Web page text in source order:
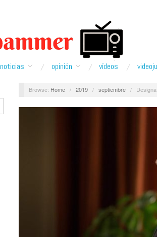
noticias opinión ví­deos
Browse: Home / 2019 / septiembre /